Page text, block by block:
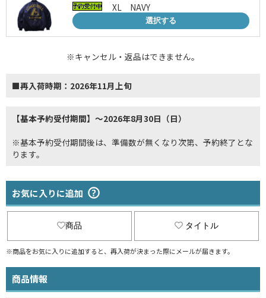
XL NAVY
選択する
※キャンセル・返品はできません。
■再入荷時期：2026年11月上旬
【基本予約受付期間】～2026年8月30日（日）
※基本予約受付期間後は、準備数が無くなり次第、予約終了とな
ります。
お気に入りに追加
商品 タイトル
※商品をお気に入りに追加すると、再入荷が決まった際にメールが届きます。
商品情報